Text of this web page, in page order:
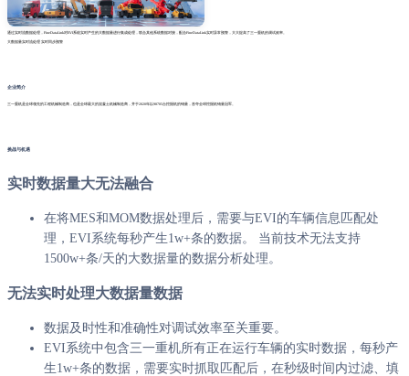
通过实时流数据处理，FineDataLink对EVI系统实时产生的大数据量进行集成处理，联合其他系统数据对接，配合FineDataLink实时异常预警，大大提高了三一重机的调试效率。
大数据量实时流处理 实时同步预警
企业简介
三一重机是全球领先的工程机械制造商，也是全球最大的混凝土机械制造商，并于2020年以98705台挖掘机的销量，首夺全球挖掘机销量冠军。
挑战与机遇
实时数据量大无法融合
在将MES和MOM数据处理后，需要与EVI的车辆信息匹配处
理，EVI系统每秒产生1w+条的数据。 当前技术无法支持
1500w+条/天的大数据量的数据分析处理。
无法实时处理大数据量数据
数据及时性和准确性对调试效率至关重要。
EVI系统中包含三一重机所有正在运行车辆的实时数据，每秒产
生1w+条的数据，需要实时抓取匹配后，在秒级时间内过滤、填